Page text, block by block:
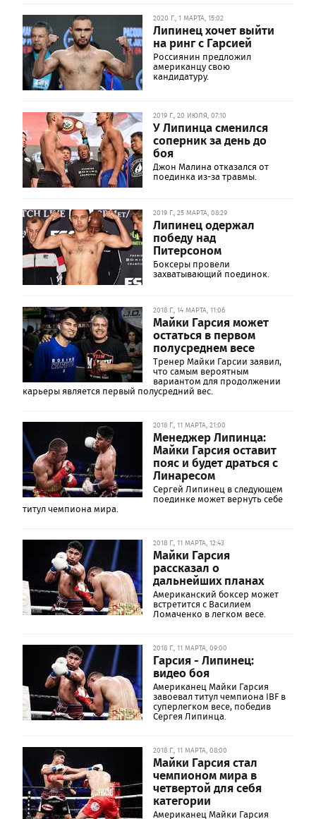
2020 Г., 1 МАРТА, 15:02
Липинец хочет выйти
на ринг с Гарсией
Россиянин предложил
американцу свою
кандидатуру.
2019 Г., 20 ИЮЛЯ, 07:10
У Липинца сменился
соперник за день до
боя
Джон Малина отказался от
поединка из-за травмы.
2019 Г., 25 МАРТА, 08:29
Липинец одержал
победу над
Питерсоном
Боксеры провели
захватывающий поединок.
2018 Г., 14 МАРТА, 11:06
Майки Гарсия может
остаться в первом
полусреднем весе
Тренер Майки Гарсии заявил,
что самым вероятным
вариантом для продолжении
карьеры является первый полусредний вес.
2018 Г., 11 МАРТА, 21:00
Менеджер Липинца:
Майки Гарсия оставит
пояс и будет драться с
Линаресом
Сергей Липинец в следующем
поединке может вернуть себе
титул чемпиона мира.
2018 Г., 11 МАРТА, 12:43
Майки Гарсия
рассказал о
дальнейших планах
Американский боксер может
встретится с Василием
Ломаченко в легком весе.
2018 Г., 11 МАРТА, 09:00
Гарсия - Липинец:
видео боя
Американец Майки Гарсия
завоевал титул чемпиона IBF в
суперлегком весе, победив
Сергея Липинца.
2018 Г., 11 МАРТА, 08:00
Майки Гарсия стал
чемпионом мира в
четвертой для себя
категории
Американец Майки Гарсия